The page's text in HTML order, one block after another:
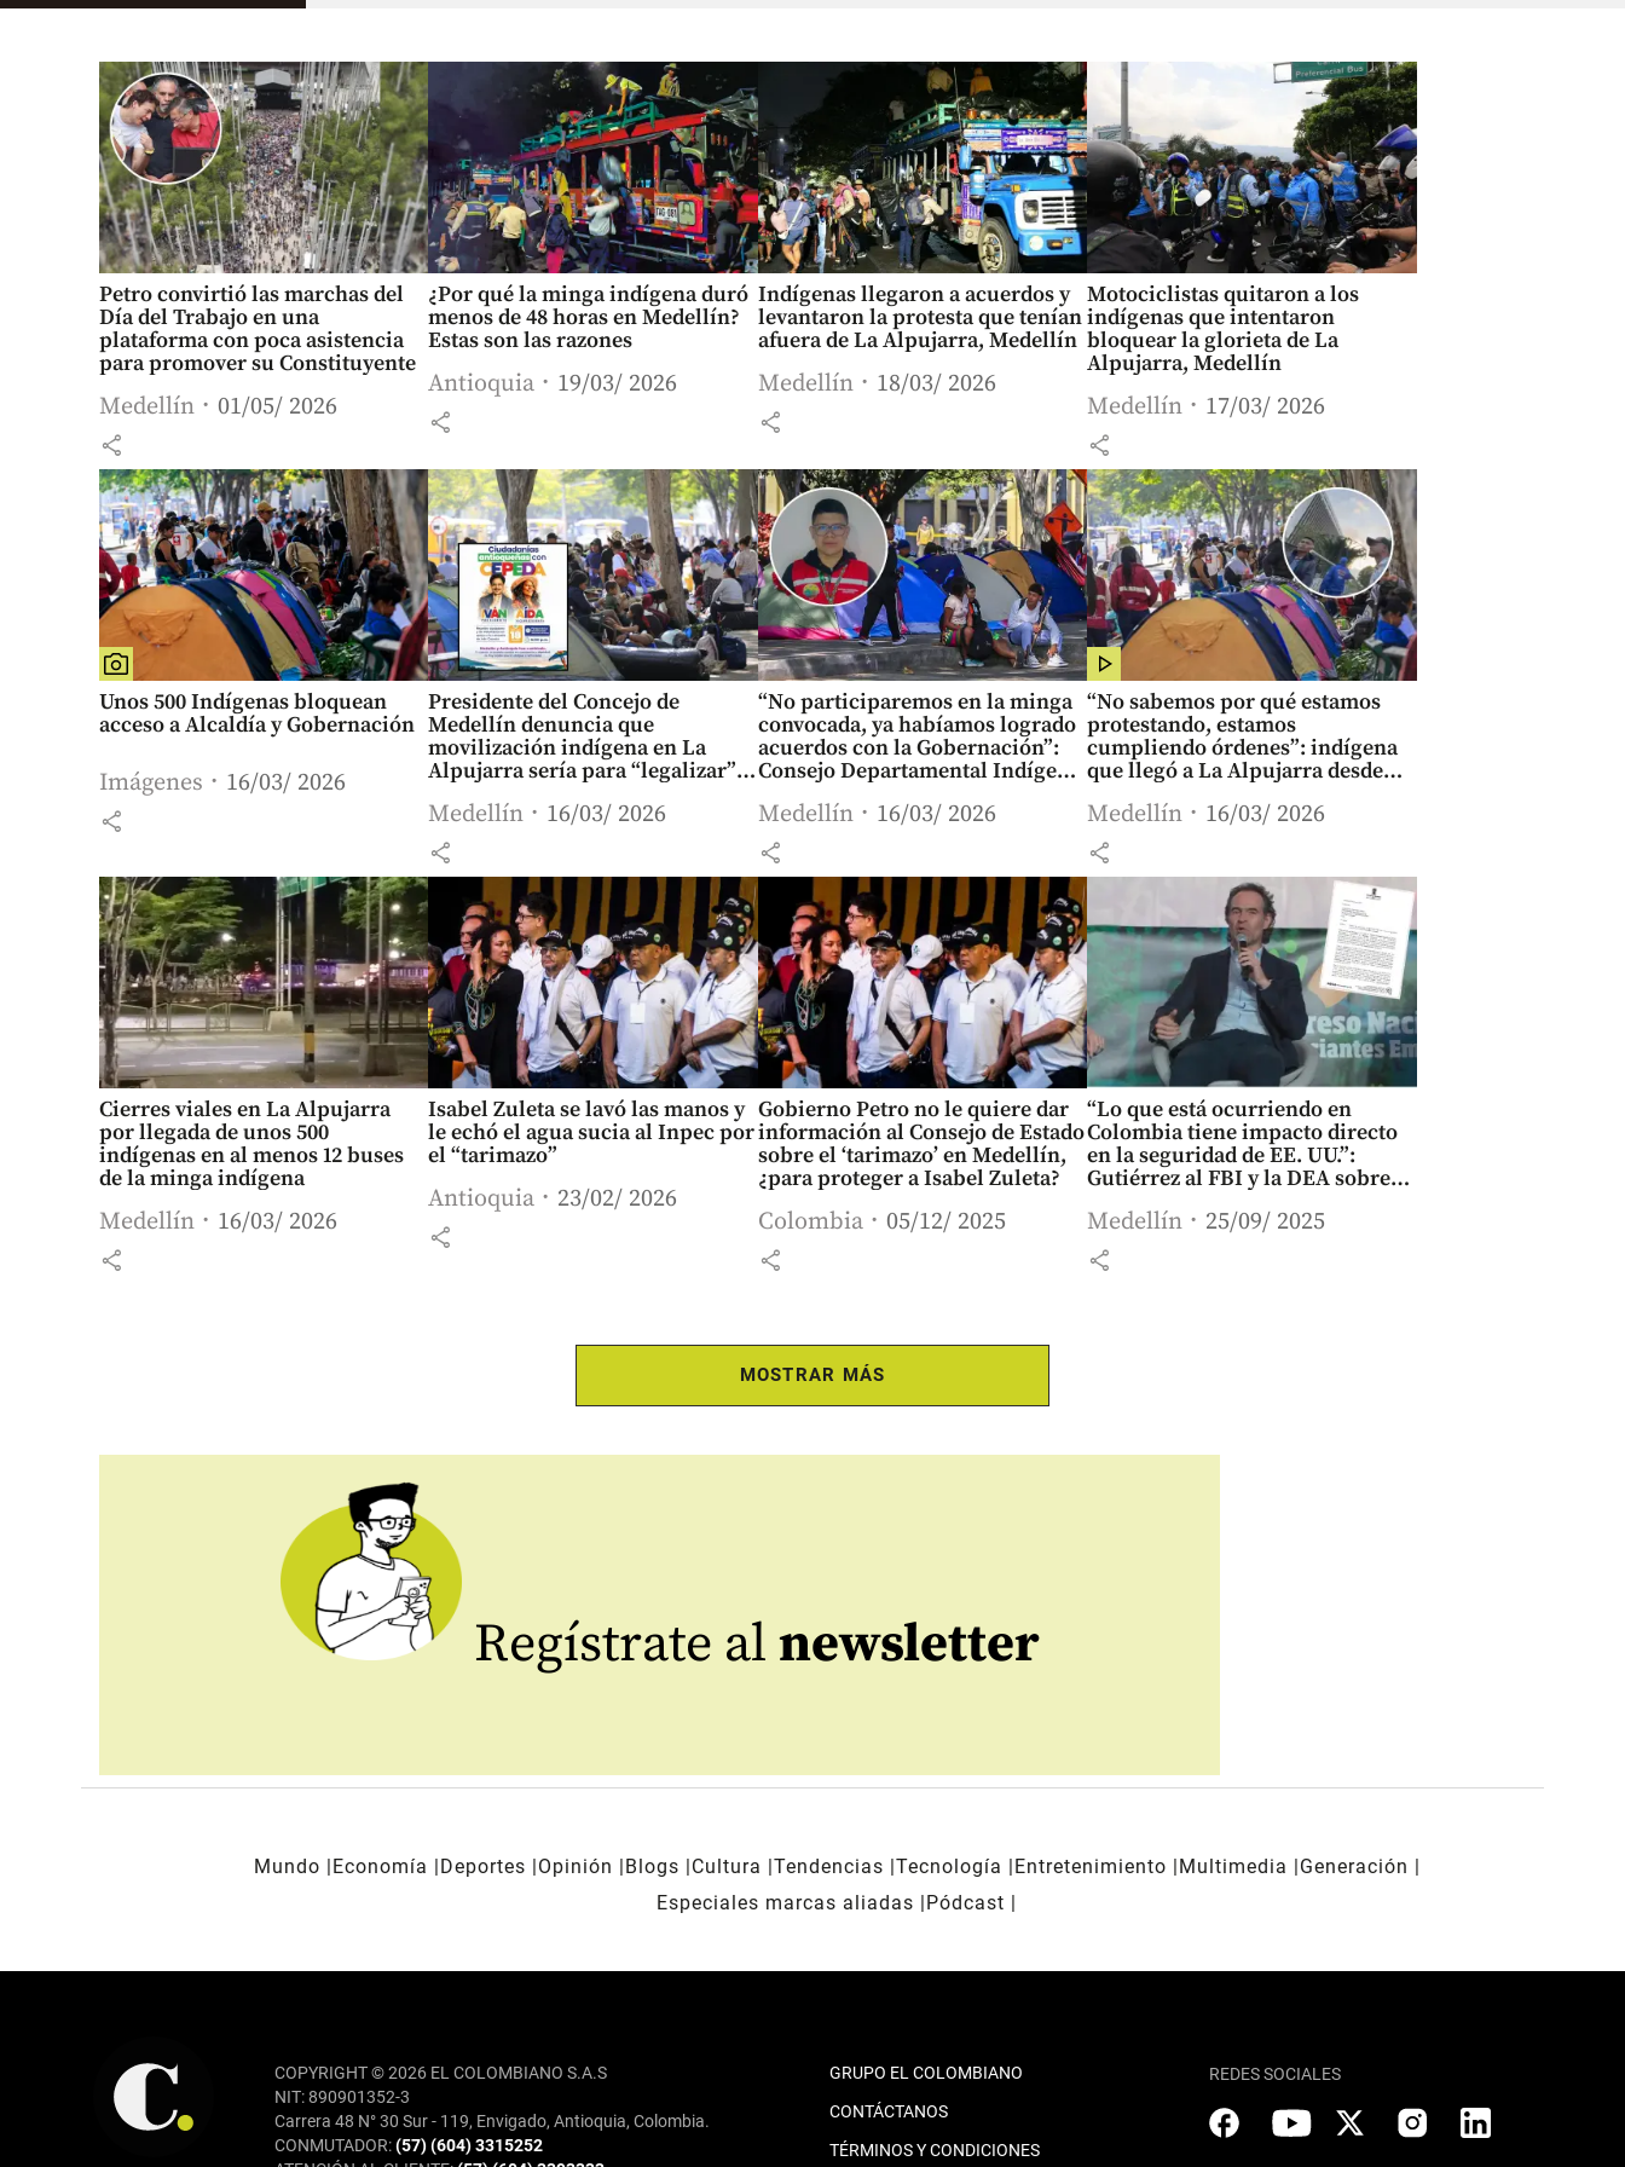
Petro convirtió las marchas del
Día del Trabajo en una
plataforma con poca asistencia
para promover su Constituyente
Medellín 01/05/ 2026
share
¿Por qué la minga indígena duró
menos de 48 horas en Medellín?
Estas son las razones
Antioquia 19/03/ 2026
share
Indígenas llegaron a acuerdos y
levantaron la protesta que tenían
afuera de La Alpujarra, Medellín
Medellín 18/03/ 2026
share
Motociclistas quitaron a los
indígenas que intentaron
bloquear la glorieta de La
Alpujarra, Medellín
Medellín 17/03/ 2026
share
Unos 500 Indígenas bloquean
acceso a Alcaldía y Gobernación
Imágenes 16/03/ 2026
share
Presidente del Concejo de
Medellín denuncia que
movilización indígena en La
Alpujarra sería para “legalizar”
Medellín 16/03/ 2026
share
“No participaremos en la minga
convocada, ya habíamos logrado
acuerdos con la Gobernación”:
Consejo Departamental Indígena
Medellín 16/03/ 2026
share
“No sabemos por qué estamos
protestando, estamos
cumpliendo órdenes”: indígena
que llegó a La Alpujarra desde
Medellín 16/03/ 2026
share
Cierres viales en La Alpujarra
por llegada de unos 500
indígenas en al menos 12 buses
de la minga indígena
Medellín 16/03/ 2026
share
Isabel Zuleta se lavó las manos y
le echó el agua sucia al Inpec por
el “tarimazo”
Antioquia 23/02/ 2026
share
Gobierno Petro no le quiere dar
información al Consejo de Estado
sobre el ‘tarimazo’ en Medellín,
¿para proteger a Isabel Zuleta?
Colombia 05/12/ 2025
share
“Lo que está ocurriendo en
Colombia tiene impacto directo
en la seguridad de EE. UU.”:
Gutiérrez al FBI y la DEA sobre
Medellín 25/09/ 2025
share
MOSTRAR MÁS
Regístrate al newsletter
Mundo Economía Deportes Opinión Blogs Cultura Tendencias Tecnología Entretenimiento Multimedia
Generación
Especiales marcas aliadas
Pódcast
COPYRIGHT © 2026 EL COLOMBIANO S.A.S
NIT: 890901352-3
Carrera 48 N° 30 Sur - 119, Envigado, Antioquia, Colombia.
CONMUTADOR:(57) (604) 3315252
GRUPO EL COLOMBIANO
CONTÁCTANOS
TÉRMINOS Y CONDICIONES
REDES SOCIALES